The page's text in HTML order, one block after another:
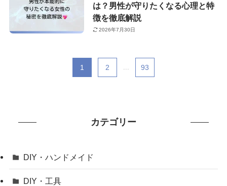
は？男性が守りたくなる心理と特
徴を徹底解説
2026年7月30日
1 2 ... 93
カテゴリー
DIY・ハンドメイド
DIY・工具